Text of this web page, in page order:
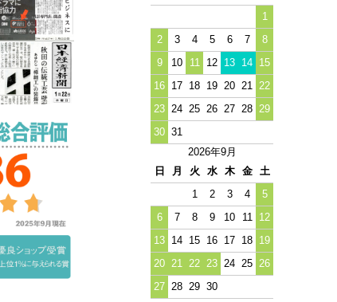
1
2
3 4 5 6 7
8
9
10 11 12 13 14 15
16 17 18 19 20 21
22
23 24 25 26 27 28 29
30 31
2026年9月
日
月 火 水 木 金
土
1
2 3 4
5
6
7 8 9 10 11
12
13 14 15 16 17 18 19
20 21 22 23 24 25 26
27 28 29 30